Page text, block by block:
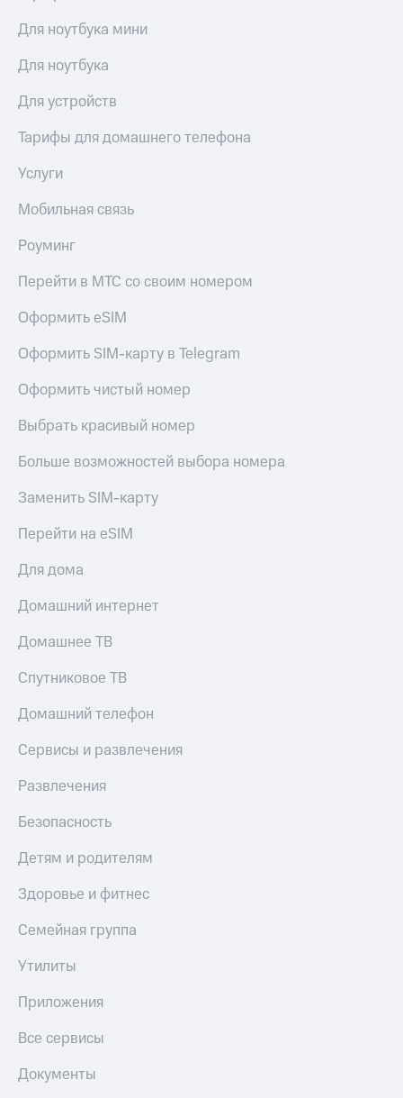
Для ноутбука мини
Для ноутбука
Для устройств
Тарифы для домашнего телефона
Услуги
Мобильная связь
Роуминг
Перейти в МТС со своим номером
Оформить eSIM
Оформить SIM-карту в Telegram
Оформить чистый номер
Выбрать красивый номер
Больше возможностей выбора номера
Заменить SIM-карту
Перейти на eSIM
Для дома
Домашний интернет
Домашнее ТВ
Спутниковое ТВ
Домашний телефон
Сервисы и развлечения
Развлечения
Безопасность
Детям и родителям
Здоровье и фитнес
Семейная группа
Утилиты
Приложения
Все сервисы
Документы